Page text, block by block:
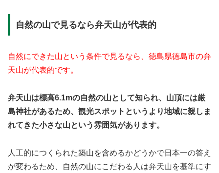
自然の山で見るなら弁天山が代表的
自然にできた山という条件で見るなら、徳島県徳島市の弁
天山が代表的です。
弁天山は標高6.1mの自然の山として知られ、山頂には厳
島神社があるため、観光スポットというより地域に親しま
れてきた小さな山という雰囲気があります。
人工的につくられた築山を含めるかどうかで日本一の答え
が変わるため、自然の山にこだわる人は弁天山を基準にす